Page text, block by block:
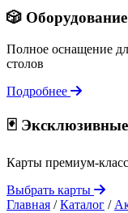
🎲
Полное оснащение
столов
Подробнее
🃏
Карты премиум-
Выбрать карты
Главная / Каталог /